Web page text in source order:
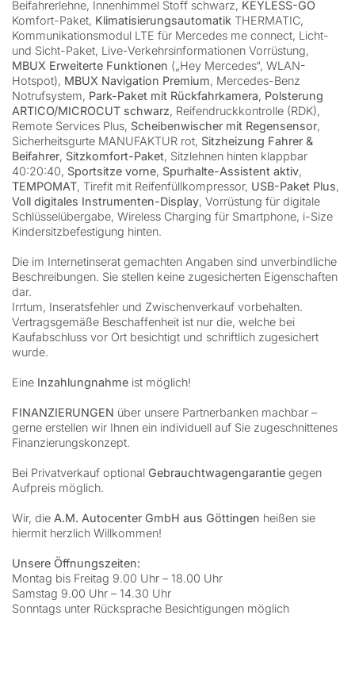
Beifahrerlehne, Innenhimmel Stoff schwarz, KEYLESS-GO
Komfort-Paket, Klimatisierungsautomatik THERMATIC,
Kommunikationsmodul LTE für Mercedes me connect, Licht-
und Sicht-Paket, Live-Verkehrsinformationen Vorrüstung,
MBUX Erweiterte Funktionen („Hey Mercedes“, WLAN-
Hotspot), MBUX Navigation Premium, Mercedes-Benz
Notrufsystem, Park-Paket mit Rückfahrkamera, Polsterung
ARTICO/MICROCUT schwarz, Reifendruckkontrolle (RDK),
Remote Services Plus, Scheibenwischer mit Regensensor,
Sicherheitsgurte MANUFAKTUR rot, Sitzheizung Fahrer &
Beifahrer, Sitzkomfort-Paket, Sitzlehnen hinten klappbar
40:20:40, Sportsitze vorne, Spurhalte-Assistent aktiv,
TEMPOMAT, Tirefit mit Reifenfüllkompressor, USB-Paket Plus,
Voll digitales Instrumenten-Display, Vorrüstung für digitale
Schlüsselübergabe, Wireless Charging für Smartphone, i-Size
Kindersitzbefestigung hinten.
Die im Internetinserat gemachten Angaben sind unverbindliche
Beschreibungen. Sie stellen keine zugesicherten Eigenschaften
dar.
Irrtum, Inseratsfehler und Zwischenverkauf vorbehalten.
Vertragsgemäße Beschaffenheit ist nur die, welche bei
Kaufabschluss vor Ort besichtigt und schriftlich zugesichert
wurde.
Eine Inzahlungnahme ist möglich!
FINANZIERUNGEN über unsere Partnerbanken machbar –
gerne erstellen wir Ihnen ein individuell auf Sie zugeschnittenes
Finanzierungskonzept.
Bei Privatverkauf optional Gebrauchtwagengarantie gegen
Aufpreis möglich.
Wir, die A.M. Autocenter GmbH aus Göttingen heißen sie
hiermit herzlich Willkommen!
Unsere Öffnungszeiten:
Montag bis Freitag 9.00 Uhr – 18.00 Uhr
Samstag 9.00 Uhr – 14.30 Uhr
Sonntags unter Rücksprache Besichtigungen möglich